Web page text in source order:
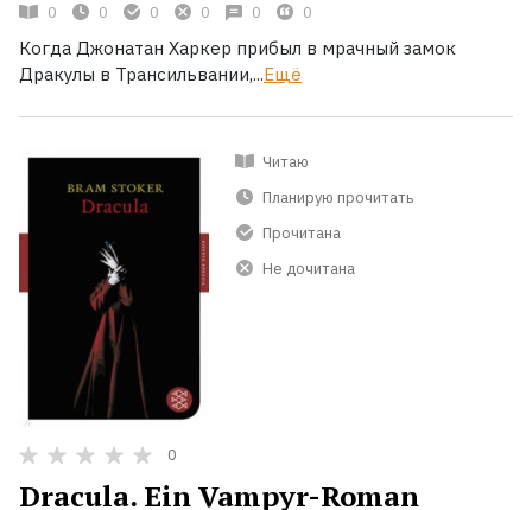
0 0 0 0 0 0
Когда Джонатан Харкер прибыл в мрачный замок
Дракулы в Трансильвании,...Ещё
Читаю
Планирую прочитать
Прочитана
Не дочитана
0
Dracula. Ein Vampyr-Roman